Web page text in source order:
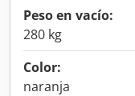
Peso en vacío:
280 kg
Color:
naranja